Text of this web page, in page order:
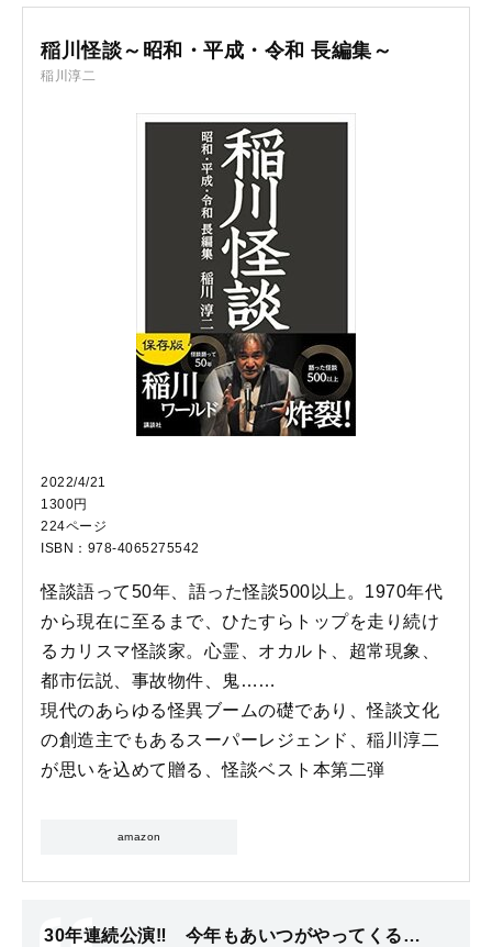
稲川怪談～昭和・平成・令和 長編集～
稲川淳二
2022/4/21
1300円
224ページ
ISBN：978-4065275542
怪談語って50年、語った怪談500以上。1970年代
から現在に至るまで、ひたすらトップを走り続け
るカリスマ怪談家。心霊、オカルト、超常現象、
都市伝説、事故物件、鬼……
現代のあらゆる怪異ブームの礎であり、怪談文化
の創造主でもあるスーパーレジェンド、稲川淳二
が思いを込めて贈る、怪談ベスト本第二弾
amazon
30年連続公演‼ 今年もあいつがやってくる…